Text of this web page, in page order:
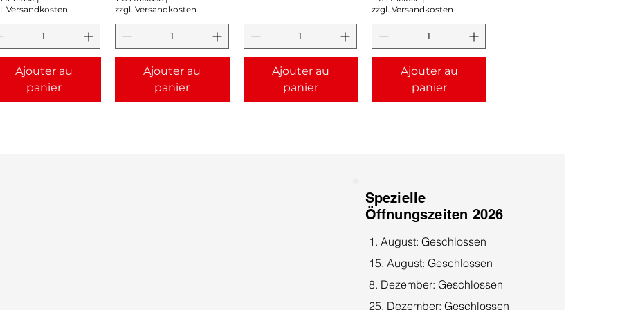
Versandkosten
Ajouter au
panier
zzgl. Versandkosten
Ajouter au
panier
Ajouter au
panier
zzgl. Versandkosten
Ajouter au
panier
Spezielle
Öffnungszeiten 2026
1. August: Geschlossen
15. August: Geschlossen
8. Dezember: Geschlossen
25. Dezember: Geschlossen